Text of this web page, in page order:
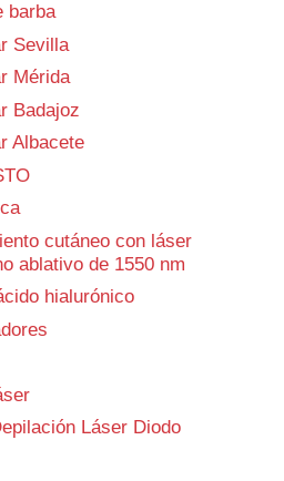
barba
Sevilla
Mérida
Badajoz
Albacete
cutáneo con láser
ablativo de 1550 nm
hialurónico
Láser Diodo